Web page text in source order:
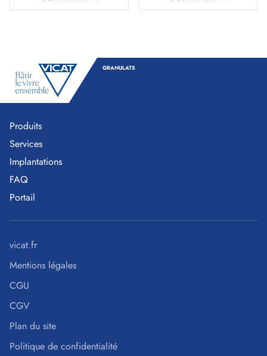
GRANULATS
Produits
Services
Implantations
FAQ
Portail
vicat.fr
Mentions légales
CGU
CGV
Plan du site
Politique de confidentialité